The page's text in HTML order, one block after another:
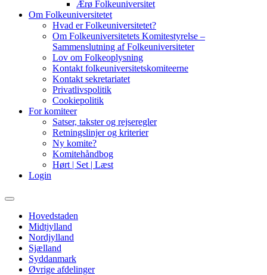
Ærø Folkeuniversitet
Om Folkeuniversitetet
Hvad er Folkeuniversitetet?
Om Folkeuniversitetets Komitestyrelse –
Sammenslutning af Folkeuniversiteter
Lov om Folkeoplysning
Kontakt folkeuniversitetskomiteerne
Kontakt sekretariatet
Privatlivspolitik
Cookiepolitik
For komiteer
Satser, takster og rejseregler
Retningslinjer og kriterier
Ny komite?
Komitehåndbog
Hørt | Set | Læst
Login
Primary
Hovedstaden
Midtjylland
Nordjylland
Sjælland
Syddanmark
Øvrige afdelinger